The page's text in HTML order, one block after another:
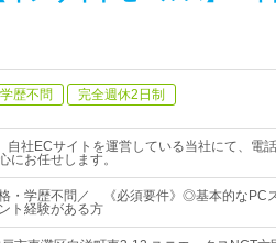
学歴不問 完全週休2日制
自社ECサイトを運営している当社にて、電
にお任せします。
・学歴不問／ 《必須要件》◎基本的な
ト経験がある方